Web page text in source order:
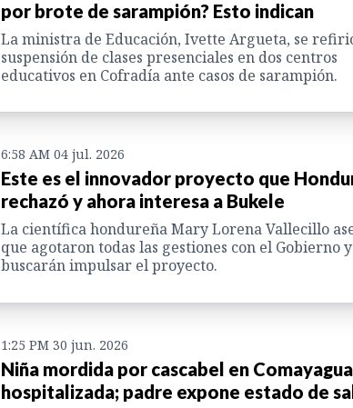
por brote de sarampión? Esto indican
La ministra de Educación, Ivette Argueta, se
suspensión de clases presenciales en dos centros
educativos en Cofradía ante casos de sarampión.
6:58 AM 04 jul. 2026
Este es el innovador proyecto que
rechazó y ahora interesa a Bukele
La científica hondureña Mary Lorena Vallecillo
que agotaron todas las gestiones con el Gobierno
buscarán impulsar el proyecto.
1:25 PM 30 jun. 2026
Niña mordida por cascabel en
hospitalizada; padre expone estado de